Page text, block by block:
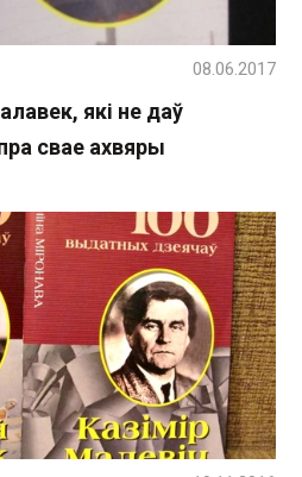
які не даў
свае ахвяры
08.06.2017